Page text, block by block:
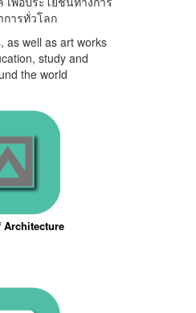
ารทั่วโลก
well as art works
study and
the world
Architecture